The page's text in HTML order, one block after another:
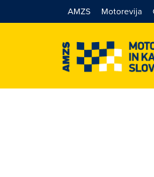
AMZS Motorevija